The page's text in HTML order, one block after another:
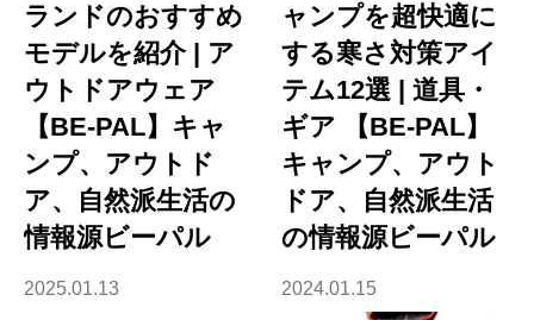
ランドのおすすめ
モデルを紹介 | ア
ウトドアウェア
【BE-PAL】キャ
ンプ、アウトド
ア、自然派生活の
情報源ビーパル
2025.01.13
ャンプを超快適に
する寒さ対策アイ
テム12選 | 道具・
ギア 【BE-PAL】
キャンプ、アウト
ドア、自然派生活
の情報源ビーパル
2024.01.15